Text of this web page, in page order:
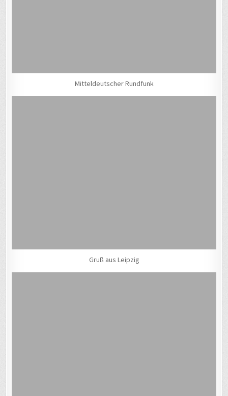
Mitteldeutscher Rundfunk
Gruß aus Leipzig